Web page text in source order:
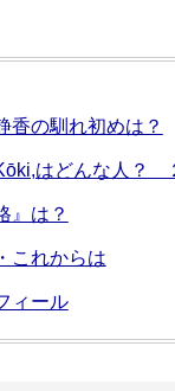
香の馴れ初めは？
はどんな人？
』は？
これからは
ィール